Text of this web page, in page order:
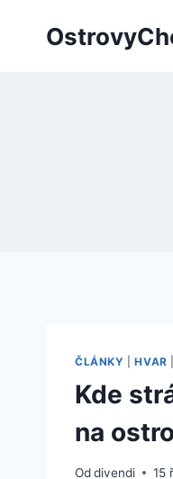
ČLÁNKY |HVAR
Kde
na
Oddivendi 15